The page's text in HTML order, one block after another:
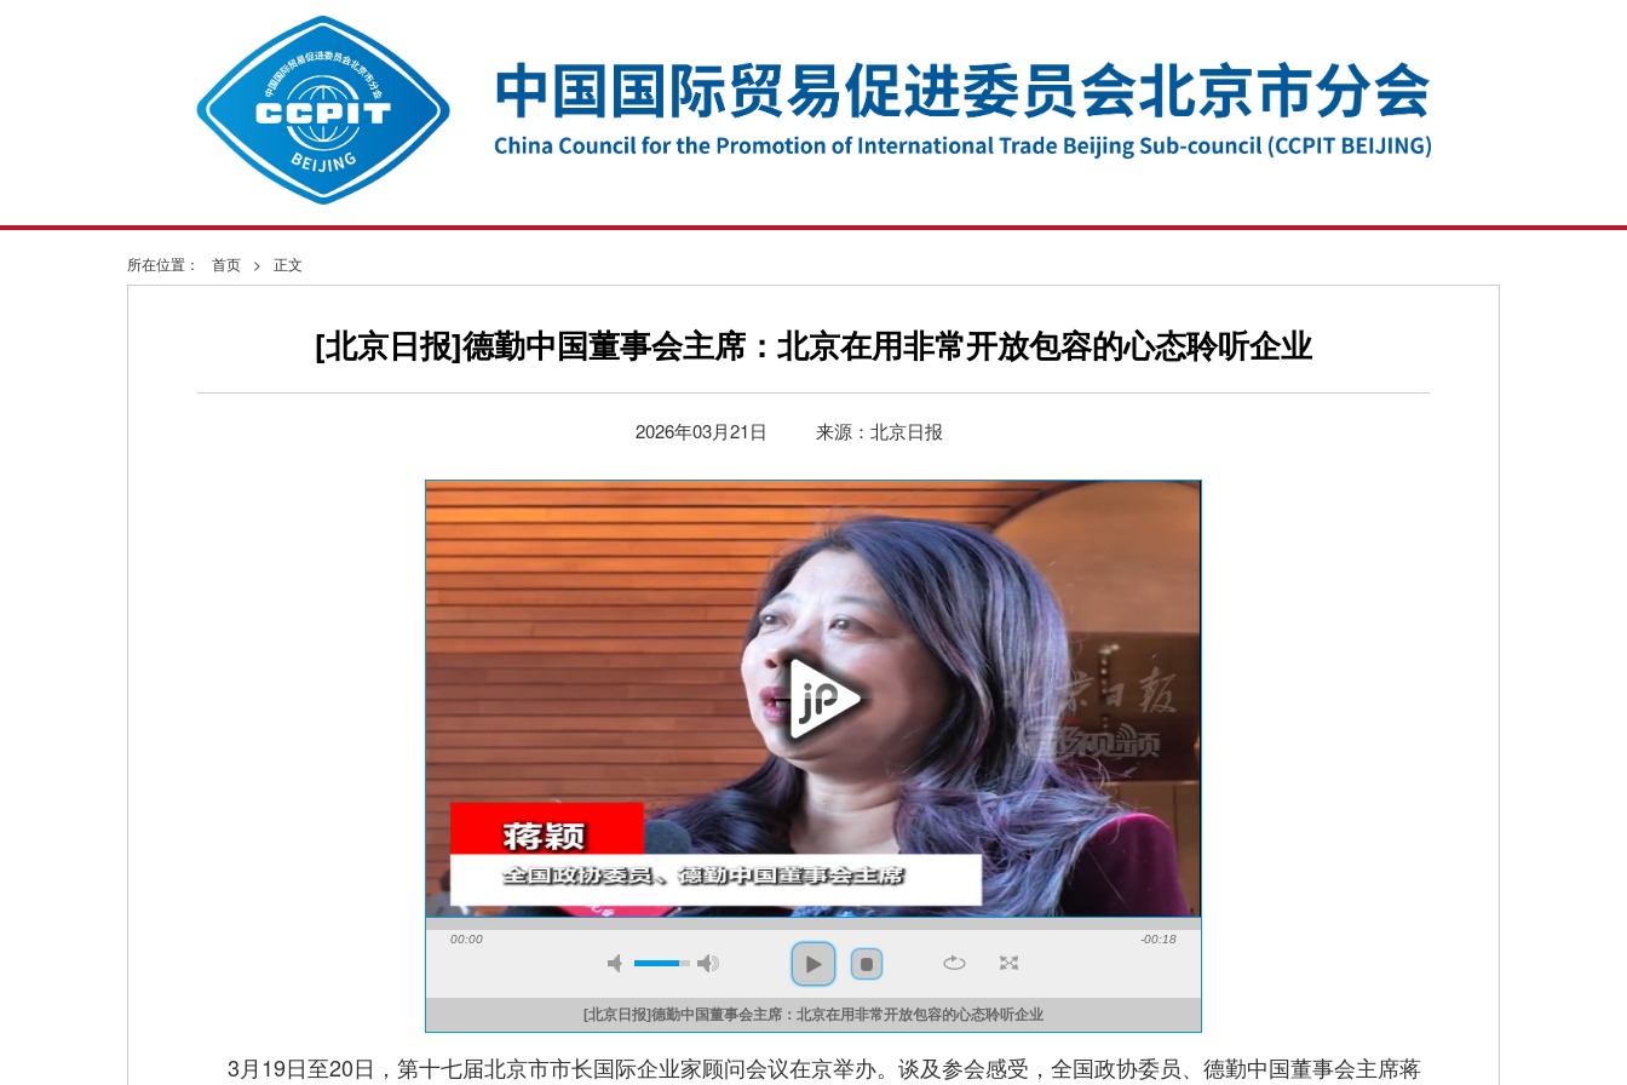
所在位置： 首页 > 正文
[北京日报]德勤中国董事会主席：北京在用非常开放包容的心态聆听企业
2026年03月21日 来源：北京日报
00:00 -00:18
[北京日报]德勤中国董事会主席：北京在用非常开放包容的心态聆听企业
3月19日至20日，第十七届北京市市长国际企业家顾问会议在京举办。谈及参会感受，全国政协委员、德勤中国董事会主席蒋